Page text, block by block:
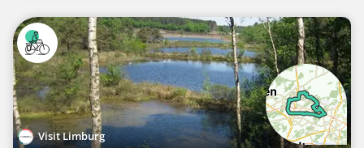
Visit Limburg